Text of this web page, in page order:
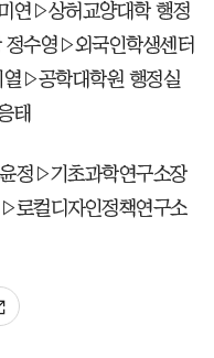
연▷상허교양대학 행정
정수영▷외국인학생센터
▷공학대학원 행정실
태
정▷기초과학연구소장
로컬디자인정책연구소